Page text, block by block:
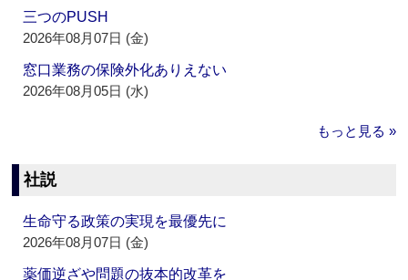
三つのPUSH
2026年08月07日 (金)
窓口業務の保険外化ありえない
2026年08月05日 (水)
もっと見る »
社説
生命守る政策の実現を最優先に
2026年08月07日 (金)
薬価逆ざや問題の抜本的改革を